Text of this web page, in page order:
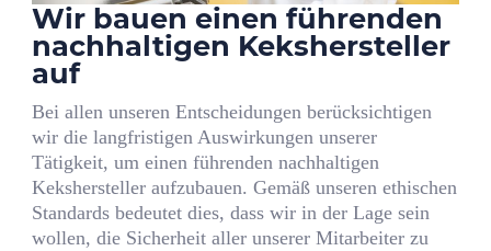
Wir bauen einen führenden
nachhaltigen Kekshersteller
auf
Bei allen unseren Entscheidungen berücksichtigen
wir die langfristigen Auswirkungen unserer
Tätigkeit, um einen führenden nachhaltigen
Kekshersteller aufzubauen. Gemäß unseren ethischen
Standards bedeutet dies, dass wir in der Lage sein
wollen, die Sicherheit aller unserer Mitarbeiter zu